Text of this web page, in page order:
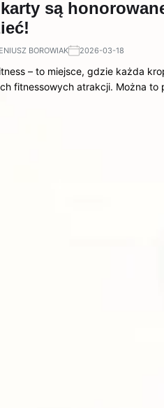
są
BOROWIAK 2026-03-18
– to miejsce, gdzie każda
fitnessowych atrakcji. Można to